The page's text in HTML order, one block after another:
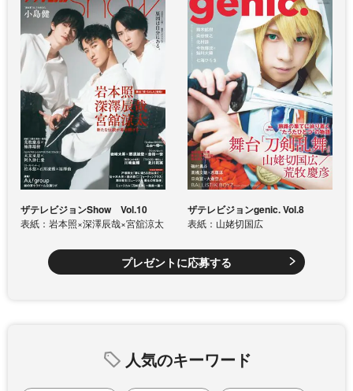
ザテレビジョンShow Vol.10
表紙：岩本照×深澤辰哉×宮舘涼太
ザテレビジョンgenic. Vol.8
表紙：山姥切国広
プレゼントに応募する
人気のキーワード